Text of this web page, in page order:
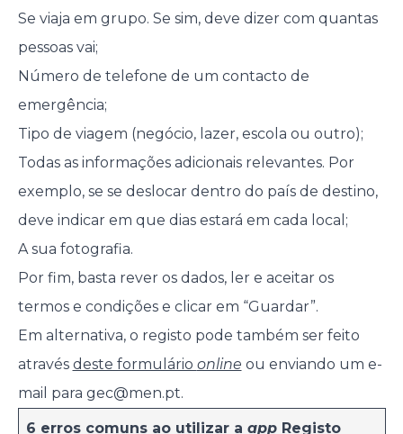
Se viaja em grupo. Se sim, deve dizer com quantas
pessoas vai;
Número de telefone de um contacto de
emergência;
Tipo de viagem (negócio, lazer, escola ou outro);
Todas as informações adicionais relevantes. Por
exemplo, se se deslocar dentro do país de destino,
deve indicar em que dias estará em cada local;
A sua fotografia.
Por fim, basta rever os dados, ler e aceitar os
termos e condições e clicar em “Guardar”.
Em alternativa, o registo pode também ser feito
através deste formulário online ou enviando um e-
mail para gec@men.pt.
6 erros comuns ao utilizar a appRegisto